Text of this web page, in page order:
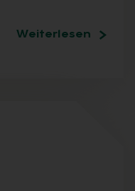
Weiterlesen